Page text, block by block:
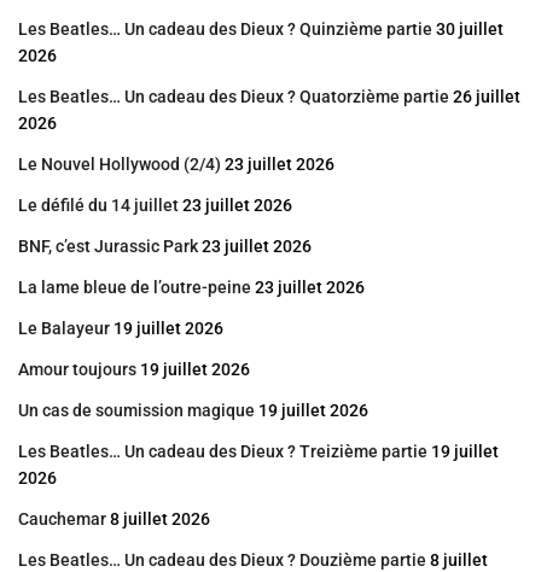
Les Beatles… Un cadeau des Dieux ? Quinzième partie 30 juillet
2026
Les Beatles… Un cadeau des Dieux ? Quatorzième partie 26 juillet
2026
Le Nouvel Hollywood (2/4) 23 juillet 2026
Le défilé du 14 juillet23 juillet 2026
BNF, c’est Jurassic Park23 juillet 2026
La lame bleue de l’outre-peine 23 juillet 2026
Le Balayeur 19 juillet 2026
Amour toujours 19 juillet 2026
Un cas de soumission magique 19 juillet 2026
Les Beatles… Un cadeau des Dieux ? Treizième partie 19 juillet
2026
Cauchemar8 juillet 2026
Les Beatles… Un cadeau des Dieux ? Douzième partie 8 juillet